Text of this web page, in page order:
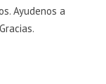
Ayudenos a